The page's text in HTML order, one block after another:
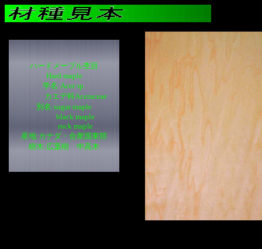
ハードメープル杢目
Hard maple
学名:Acer sp.
カエデ科Aceraceae
別名:sugar maple
black maple
rock maple
産地:カナダ・合衆国東部
樹木:広葉樹 中高木